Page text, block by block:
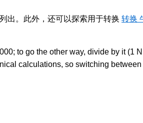
出。此外，还可以探索用于转换 转换
to go the other way, divide by it (1
calculations, so switching between